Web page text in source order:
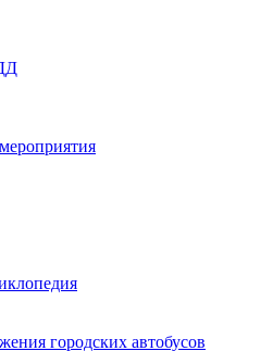
городских автобусов